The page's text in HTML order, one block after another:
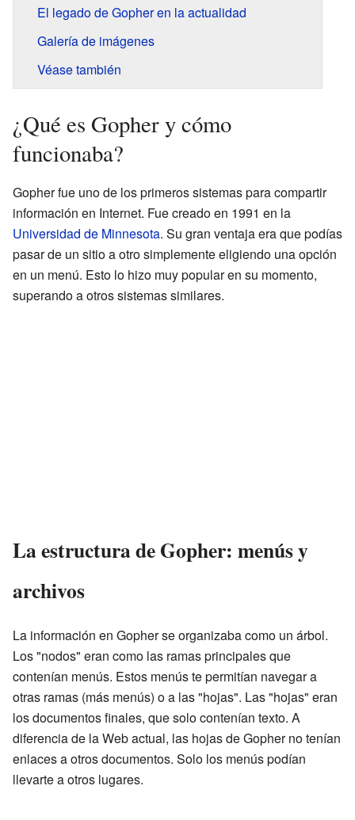
El legado de Gopher en la actualidad
Galería de imágenes
Véase también
¿Qué es Gopher y cómo
funcionaba?
Gopher fue uno de los primeros sistemas para compartir
información en Internet. Fue creado en 1991 en la
Universidad de Minnesota. Su gran ventaja era que podías
pasar de un sitio a otro simplemente eligiendo una opción
en un menú. Esto lo hizo muy popular en su momento,
superando a otros sistemas similares.
La estructura de Gopher: menús y
archivos
La información en Gopher se organizaba como un árbol.
Los "nodos" eran como las ramas principales que
contenían menús. Estos menús te permitían navegar a
otras ramas (más menús) o a las "hojas". Las "hojas" eran
los documentos finales, que solo contenían texto. A
diferencia de la Web actual, las hojas de Gopher no tenían
enlaces a otros documentos. Solo los menús podían
llevarte a otros lugares.